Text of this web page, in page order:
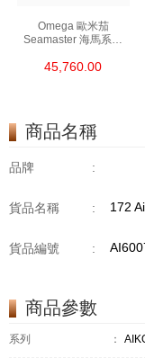
Omega 歐米茄
Seamaster 海馬系列
精鋼 Nekton Edition
45,760.00
商品名稱
品牌 :
貨品名稱 : 172
貨品編號 :
商品參數
系列 ：